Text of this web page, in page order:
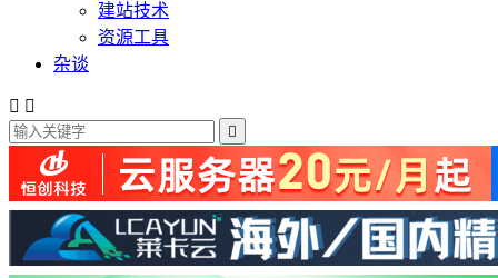
建站技术
资源工具
杂谈
 
